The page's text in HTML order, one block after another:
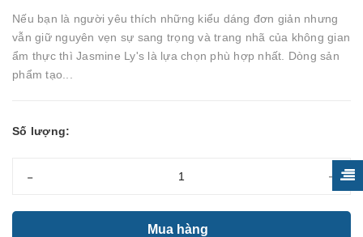
Nếu bạn là người yêu thích những kiểu dáng đơn giản nhưng
vẫn giữ nguyên vẹn sự sang trọng và trang nhã của không gian
ẩm thực thì Jasmine Ly's là lựa chọn phù hợp nhất. Dòng sản
phẩm tạo...
Số lượng:
- +
Mua hàng